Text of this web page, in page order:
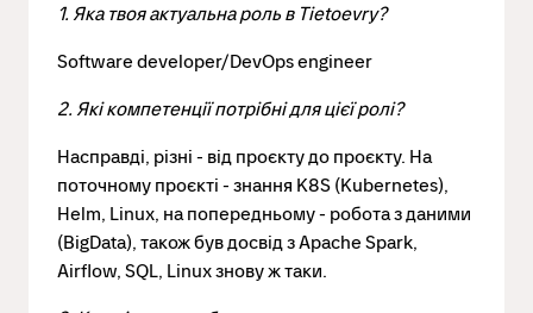
1. Яка твоя актуальна роль в Tietoevry?
Software developer/DevOps engineer
2. Які компетенції потрібні для цієї ролі?
Насправді, різні - від проєкту до проєкту. На
поточному проєкті - знання K8S (Kubernetes),
Helm, Linux, на попередньому - робота з даними
(BigData), також був досвід з Apache Spark,
Airflow, SQL, Linux знову ж таки.